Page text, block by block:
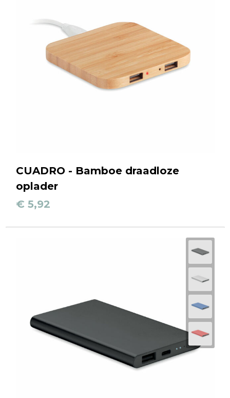
CUADRO - Bamboe draadloze
oplader
€ 5,92